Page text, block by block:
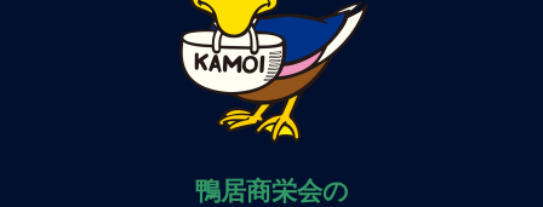
鴨居商栄会の